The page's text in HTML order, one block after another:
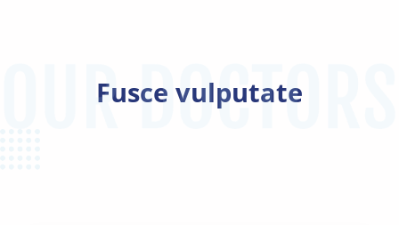
Fusce vulputate